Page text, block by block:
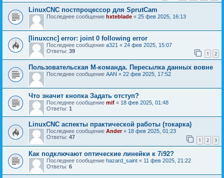
LinuxCNC постпроцессор для SprutCam
Последнее сообщение hxteblade « 25 фев 2025, 16:13
[linuxcnc] error: joint 0 following error
Последнее сообщение a321 « 24 фев 2025, 15:07
Ответы: 39 1 2
Пользовательская M-команда. Пересылка данных вовне
Последнее сообщение AAN « 22 фев 2025, 17:52
Что значит кнопка Задать отступ?
Последнее сообщение mif « 18 фев 2025, 01:48
Ответы: 1
LinuxCNC аспекты практической работы (токарка)
Последнее сообщение Ander« 18 фев 2025, 01:23
Ответы: 47 1 2 3
Как подключают оптические линейки к 7i92?
Последнее сообщение hazard_saint « 11 фев 2025, 21:22
Ответы: 6